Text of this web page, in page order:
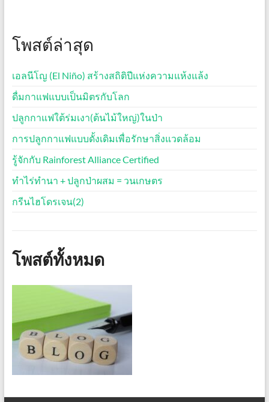
โพสต์ล่าสุด
เอลนีโญ (El Niño) สร้างสถิติปีแห่งความแห้งแล้ง
ดื่มกาแฟแบบเป็นมิตรกับโลก
ปลูกกาแฟใต้ร่มเงา(ต้นไม้ใหญ่)ในป่า
การปลูกกาแฟแบบดั้งเดิมเพื่อรักษาสิ่งแวดล้อม
รู้จักกับ Rainforest Alliance Certified
ทำไร่ทำนา + ปลูกป่าผสม = วนเกษตร
กรีนไฮโดรเจน(2)
โพสต์ทั้งหมด